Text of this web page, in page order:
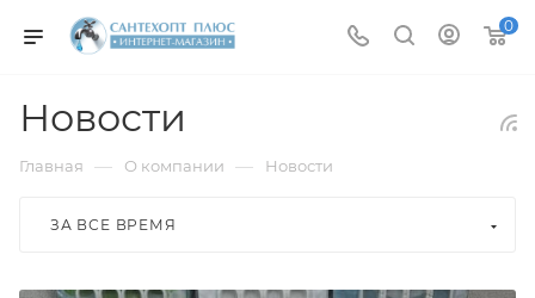
0
Новости
Главная — О компании — Новости
ЗА ВСЕ ВРЕМЯ